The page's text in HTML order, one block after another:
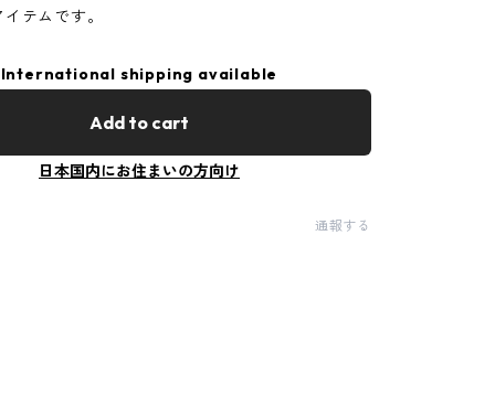
テムです。
International shipping available
Add to cart
日本国内にお住まいの方向け
通報する